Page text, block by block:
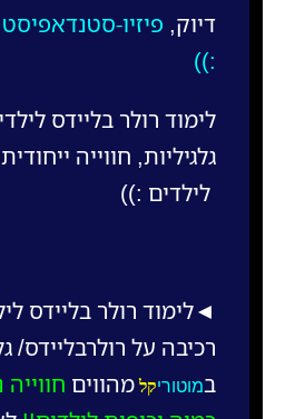
דיוק, פיזיו-
:))
לימוד רולר בליידס
גלגיליות, חווייה
לילדים :))
◄לימוד רולר בליידס
רכיבה על רולרבליידס/
במוטוריקל מהווים